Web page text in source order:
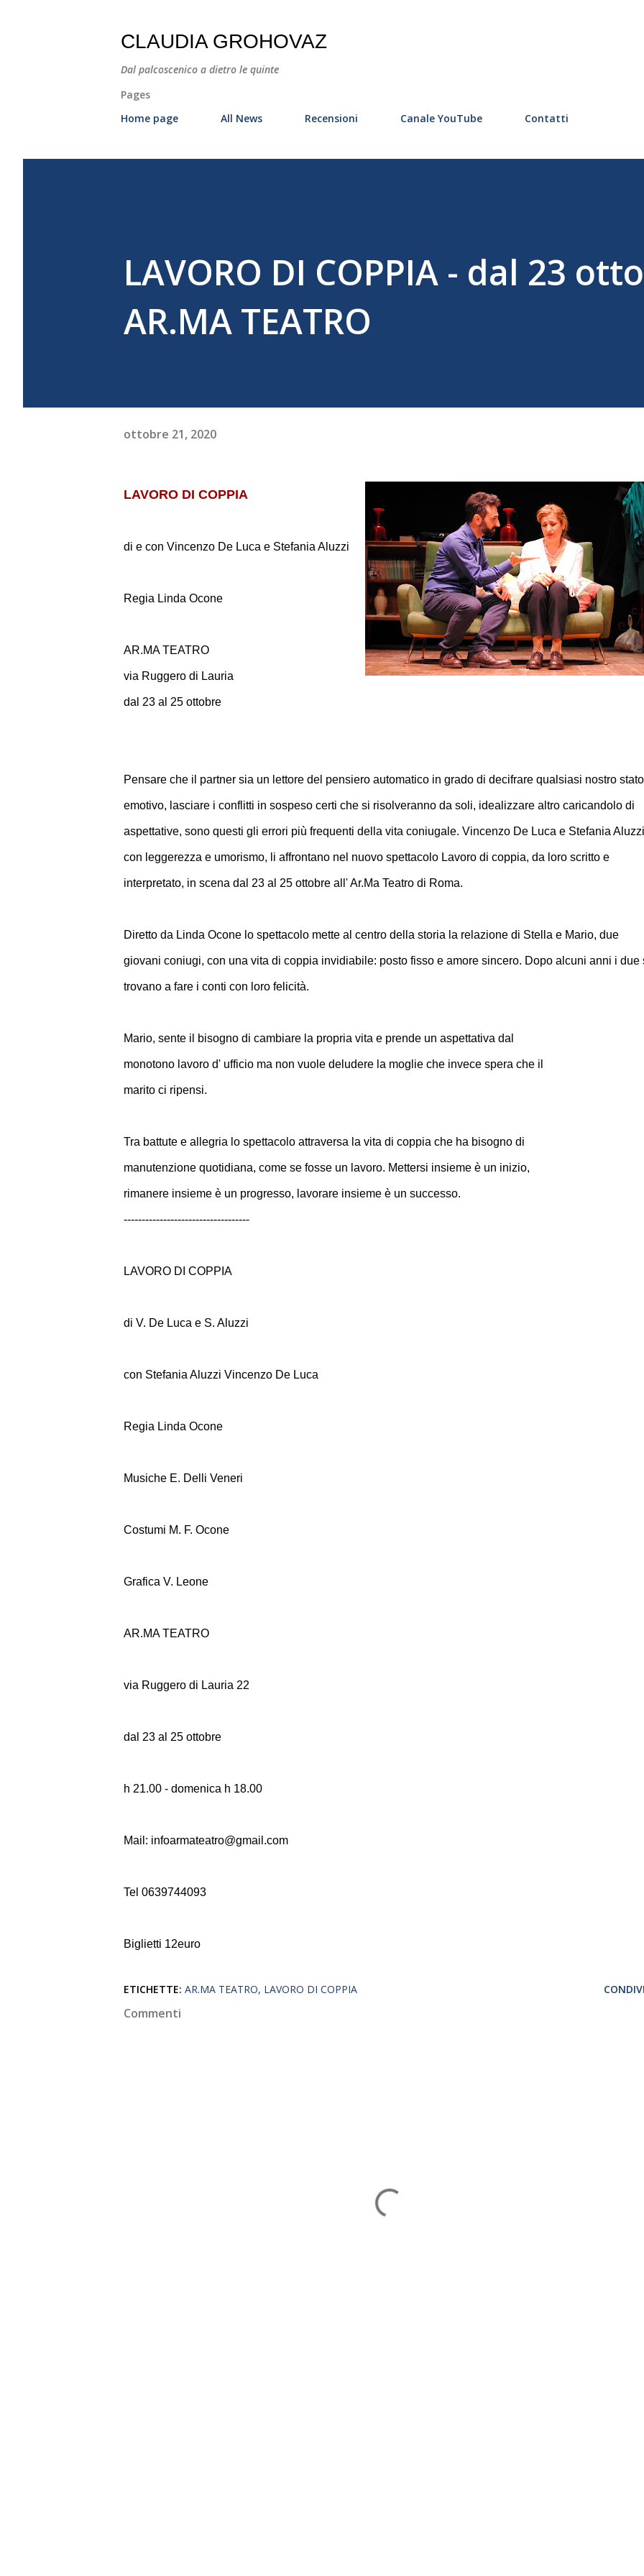
CLAUDIA GROHOVAZ
Dal palcoscenico a dietro le quinte
Pages
Home page
All News Recensioni Canale YouTube Contatti
LAVORO DI COPPIA - dal 23
AR.MA TEATRO
ottobre 21, 2020
LAVORO DI COPPIA
di e con Vincenzo De Luca e Stefania Aluzzi
Regia Linda Ocone
AR.MA TEATRO
via Ruggero di Lauria
dal 23 al 25 ottobre
Pensare che il partner sia un lettore del pensiero automatico in grado di decifrare qualsiasi nostro stato
emotivo, lasciare i conflitti in sospeso certi che si risolveranno da soli, idealizzare altro caricandolo di
aspettative, sono questi gli errori più frequenti della vita coniugale. Vincenzo De Luca e Stefania
con leggerezza e umorismo, li affrontano nel nuovo spettacolo Lavoro di coppia, da loro scritto e
interpretato, in scena dal 23 al 25 ottobre all' Ar.Ma Teatro di Roma.
Diretto da Linda Ocone lo spettacolo mette al centro della storia la relazione di Stella e Mario, due
giovani coniugi, con una vita di coppia invidiabile: posto fisso e amore sincero. Dopo alcuni anni i due
trovano a fare i conti con loro felicità.
Mario, sente il bisogno di cambiare la propria vita e prende un aspettativa dal
monotono lavoro d' ufficio ma non vuole deludere la moglie che invece spera che il
marito ci ripensi.
Tra battute e allegria lo spettacolo attraversa la vita di coppia che ha bisogno di
manutenzione quotidiana, come se fosse un lavoro. Mettersi insieme è un inizio,
rimanere insieme è un progresso, lavorare insieme è un successo.
-----------------------------------
LAVORO DI COPPIA
di V. De Luca e S. Aluzzi
con Stefania Aluzzi Vincenzo De Luca
Regia Linda Ocone
Musiche E. Delli Veneri
Costumi M. F. Ocone
Grafica V. Leone
AR.MA TEATRO
via Ruggero di Lauria 22
dal 23 al 25 ottobre
h 21.00 - domenica h 18.00
Mail: infoarmateatro@gmail.com
Tel 0639744093
Biglietti 12euro
ETICHETTE: AR.MA TEATRO LAVORO DI COPPIA
Commenti